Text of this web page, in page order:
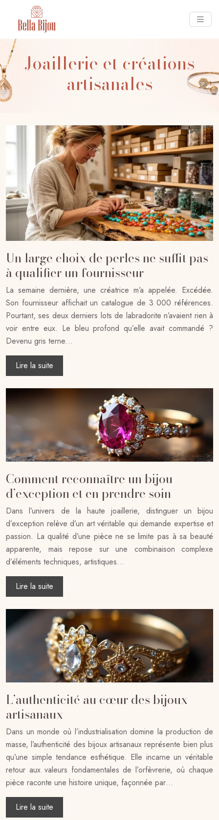
Joaillerie et créations
artisanales
Un large choix de perles ne suffit pas
à qualifier un fournisseur
La semaine dernière, une créatrice m’a appelée. Excédée.
Son fournisseur affichait un catalogue de 3 000 références.
Pourtant, ses deux derniers lots de labradorite n’avaient rien à
voir entre eux. Le bleu profond qu’elle avait commandé ?
Devenu gris terne…
Lire la suite
Comment reconnaître un bijou
d’exception et en prendre soin
Dans l’univers de la haute joaillerie, distinguer un bijou
d’exception relève d’un art véritable qui demande expertise et
passion. La qualité d’une pièce ne se limite pas à sa beauté
apparente, mais repose sur une combinaison complexe
d’éléments techniques, artistiques…
Lire la suite
L’authenticité au cœur des bijoux
artisanaux
Dans un monde où l’industrialisation domine la production de
masse, l’authenticité des bijoux artisanaux représente bien plus
qu’une simple tendance esthétique. Elle incarne un véritable
retour aux valeurs fondamentales de l’orfèvrerie, où chaque
pièce raconte une histoire unique, façonnée par…
Lire la suite